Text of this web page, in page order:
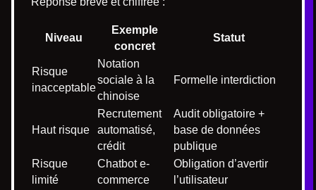
Niveau
Exemple
concret
Statut
Risque
inacceptable
Notation
sociale à la
chinoise
Formelle interdiction
Haut risque
Recrutement
automatisé,
crédit
Audit obligatoire +
base de données
publique
Risque
limité
Chatbot e-
commerce
Obligation d’avertir
l’utilisateur